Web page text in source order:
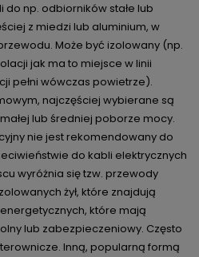
np. odbiorników stałe lub
z miedzi lub aluminium, w
Może być izolowany (np.
jak ma to miejsce w linii
pełni wówczas powietrze).
najczęściej wybierane są
lub średniej poborze mocy.
nie jest rekomendowany do
do kabli elektrycznych
wyróżnia się tzw. przewody
żył, które znajdują
które mają
lub zabezpieczeniowy. Często
Inną, popularną formą